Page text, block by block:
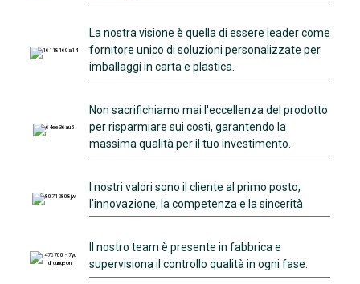
La nostra visione è quella di essere leader come
fornitore unico di soluzioni personalizzate per
imballaggi in carta e plastica.
Non sacrifichiamo mai l'eccellenza del prodotto
per risparmiare sui costi, garantendo la
massima qualità per il tuo investimento.
I nostri valori sono il cliente al primo posto,
l'innovazione, la competenza e la sincerità
Il nostro team è presente in fabbrica e
supervisiona il controllo qualità in ogni fase.